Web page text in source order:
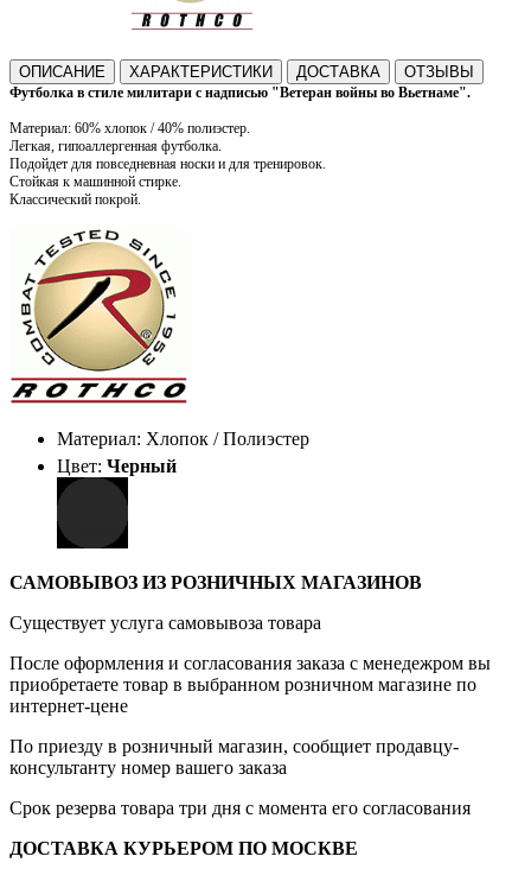
ОПИСАНИЕ ХАРАКТЕРИСТИКИ ДОСТАВКА ОТЗЫВЫ
Футболка в стиле милитари с надписью "Ветеран войны во Вьетнаме".
Материал: 60% хлопок / 40% полиэстер.
Легкая, гипоаллергенная футболка.
Подойдет для повседневная носки и для тренировок.
Стойкая к машинной стирке.
Классический покрой.
Материал: Хлопок / Полиэстер
Цвет: Черный
САМОВЫВОЗ ИЗ РОЗНИЧНЫХ МАГАЗИНОВ
Существует услуга самовывоза товара
После оформления и согласования заказа с менедежром вы
приобретаете товар в выбранном розничном магазине по
интернет-цене
По приезду в розничный магазин, сообщиет продавцу-
консультанту номер вашего заказа
Срок резерва товара три дня с момента его согласования
ДОСТАВКА КУРЬЕРОМ ПО МОСКВЕ